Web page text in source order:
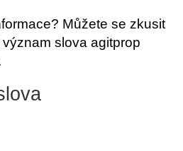
Můžete se zkusit
slova agitprop